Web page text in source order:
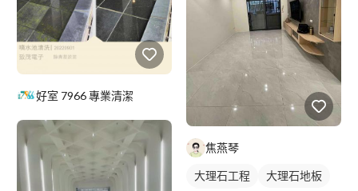
好室 7966 專業清潔
焦燕琴
大理石工程
大理石地板